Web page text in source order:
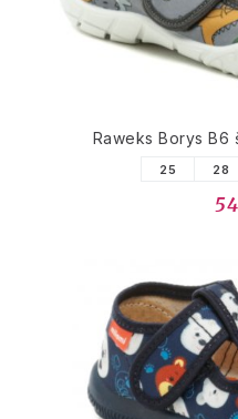
Raweks Borys
25 28